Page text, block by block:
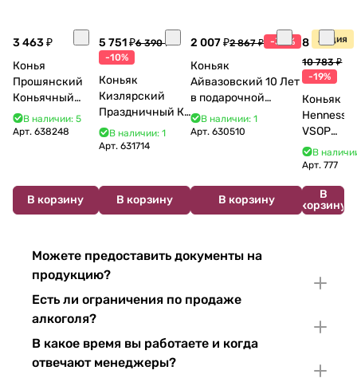
3 463 ₽
Конья
Прошянский
Коньячный
Завод Елочка 7
лет п/у 750 мл
В наличии: 5
Арт. 638248
В корзину
5 751 ₽6 390 ₽
-10%
Коньяк
Кизлярский
Праздничный КС
17 лет с мюзле в
тубе 500 мл
В наличии: 1
Арт. 631714
В корзину
2 007 ₽2 867 ₽ -30%
Коньяк
Айвазовский 10 Лет
в подарочной
упаковке (новый
В наличии: 1
Арт.630510
В корзину
Акция
8 770 ₽
10 783 ₽
-19%
Коньяк
Hennessy
VSOP
700 мл
В
Арт.777
В
корзину
Можете предоставить документы на
продукцию?
Есть ли ограничения по продаже
алкоголя?
В какое время вы работаете и когда
отвечают менеджеры?